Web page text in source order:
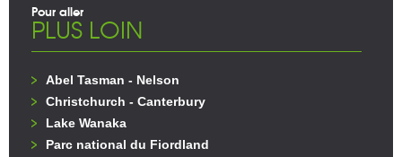
Pour aller
PLUS LOIN
Abel Tasman - Nelson
Christchurch - Canterbury
Lake Wanaka
Parc national du Fiordland